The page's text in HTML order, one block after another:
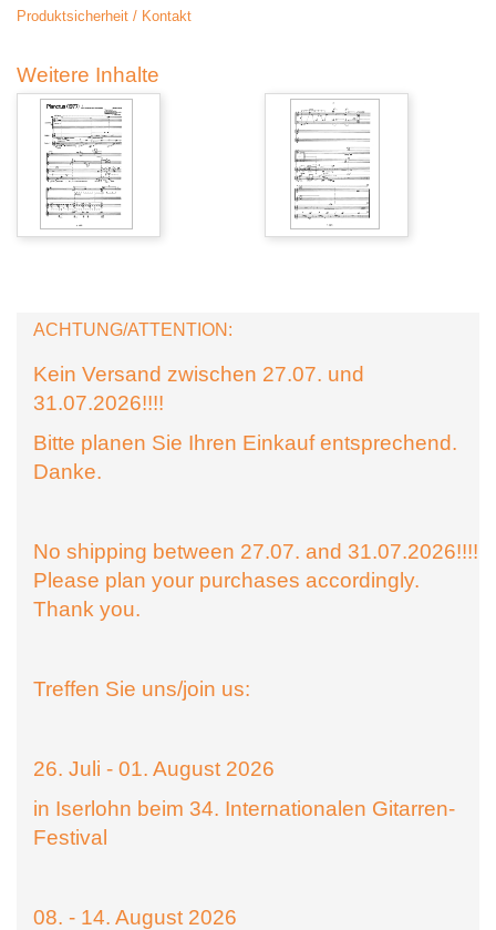
Produktsicherheit / Kontakt
Weitere Inhalte
ACHTUNG/ATTENTION:
Kein Versand zwischen 27.07. und
31.07.2026!!!!
Bitte planen Sie Ihren Einkauf entsprechend.
Danke.
No shipping between 27.07. and 31.07.2026!!!!
Please plan your purchases accordingly.
Thank you.
Treffen Sie uns/join us:
26. Juli - 01. August 2026
in Iserlohn beim 34. Internationalen Gitarren-
Festival
08. - 14. August 2026